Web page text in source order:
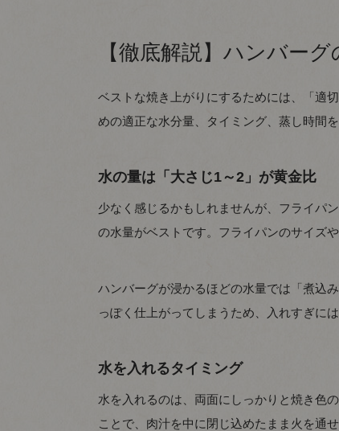
【徹底解説】ハンバー
ベストな焼き上がりにするためには、「適
めの適正な水分量、タイミング、蒸し時間を
水の量は「大さじ1～2」が黄金比
少なく感じるかもしれませんが、フライパ
の水量がベストです。フライパンのサイズ
ハンバーグが浸かるほどの水量では「煮込
っぽく仕上がってしまうため、入れすぎに
水を入れるタイミング
水を入れるのは、両面にしっかりと焼き色
ことで、肉汁を中に閉じ込めたまま火を通せ